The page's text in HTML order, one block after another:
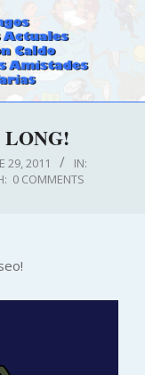
29, 2011
IN:
0 COMMENTS